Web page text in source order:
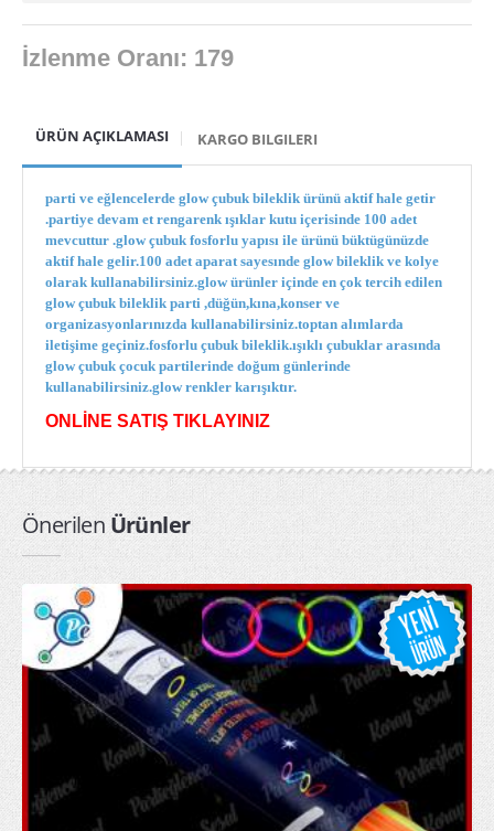
Işıklı Kirpi Yoyo & Toplar
ışıklı kravat
ışıklı pervane
ışıklı sapan
ışıklı tabanca
Işıklı Taçlar
kullan at yağmurluk toptan
PARTİ ÜRÜNLERİ
arı kanadı
Kapı Duvar Süsleri
Parti Balonları
Parti Bardakları
Parti Fenerleri
Parti Gözlükleri
Parti Kanatları
İzlenme Oranı: 179
ÜRÜN AÇIKLAMASI KARGO BILGILERI
parti ve eğlencelerde glow çubuk bileklik ürünü aktif hale getir
.partiye devam et rengarenk ışıklar kutu içerisinde 100 adet
mevcuttur .glow çubuk fosforlu yapısı ile ürünü büktügünüzde
aktif hale gelir.100 adet aparat sayesınde glow bileklik ve kolye
olarak kullanabilirsiniz.glow ürünler içinde en çok tercih edilen
glow çubuk bileklik parti ,düğün,kına,konser ve
organizasyonlarınızda kullanabilirsiniz.toptan alımlarda
iletişime geçiniz.fosforlu çubuk bileklik.ışıklı çubuklar arasında
glow çubuk çocuk partilerinde doğum günlerinde
kullanabilirsiniz.glow renkler karışıktır.
ONLİNE SATIŞ TIKLAYINIZ
Önerilen Ürünler